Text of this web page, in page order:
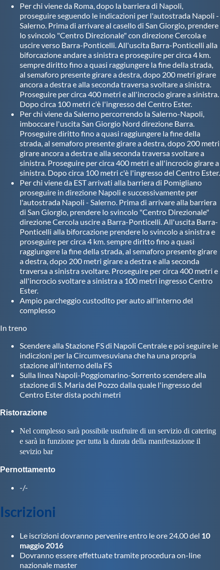
Privacy
Cookie Policy
Archivio News
Flash News
Galleria fotografica
Videogallery
Intranet
Webmail
Contatti
Mappa del sito
Per chi viene da Roma, dopo la barriera di Napoli,
proseguire seguendo le indicazioni per l'autostrada Napoli -
Salerno. Prima di arrivare al casello di San Giorgio, prendere
lo svincolo "Centro Direzionale" con direzione Cercola e
uscire verso Barra-Ponticelli. All'uscita Barra-Ponticelli alla
biforcazione andare a sinistra e proseguire per circa 4 km.
sempre diritto fino a quasi raggiungere la fine della strada,
al semaforo presente girare a destra, dopo 200 metri girare
ancora a destra e alla seconda traversa svoltare a sinistra.
Proseguire per circa 400 metri e all'incrocio girare a sinistra.
Dopo circa 100 metri c'è l'ingresso del Centro Ester.
Per chi viene da Salerno percorrendo la Salerno-Napoli,
imboccare l'uscita San Giorgio Nord direzione Barra.
Proseguire diritto fino a quasi raggiungere la fine della
strada, al semaforo presente girare a destra, dopo 200 metri
girare ancora a destra e alla seconda traversa svoltare a
sinistra. Proseguire per circa 400 metri e all'incrocio girare a
sinistra. Dopo circa 100 metri c'è l'ingresso del Centro Ester.
Per chi viene da EST arrivati alla barriera di Pomigliano
proseguire in direzione Napoli e successivamente per
l'autostrada Napoli - Salerno. Prima di arrivare alla barriera
di San Giorgio, prendere lo svincolo "Centro Direzionale"
direzione Cercola uscire a Barra-Ponticelli. All'uscita Barra-
Ponticelli alla biforcazione prendere lo svincolo a sinistra e
proseguire per circa 4 km. sempre diritto fino a quasi
raggiungere la fine della strada, al semaforo presente girare
a destra, dopo 200 metri girare a destra e alla seconda
traversa a sinistra svoltare. Proseguire per circa 400 metri e
all'incrocio svoltare a sinistra a 100 metri ingresso Centro
Ester.
Ampio parcheggio custodito per auto all'interno del
complesso
In treno
Scendere alla Stazione FS di Napoli Centrale e poi seguire le
indiczioni per la Circumvesuviana che ha una propria
stazione all'interno della FS
Sulla linea Napoli-Poggiomarino-Sorrento scendere alla
stazione di S. Maria del Pozzo dalla quale l'ingresso del
Centro Ester dista pochi metri
Ristorazione
Nel complesso sarà possibile usufruire di un servizio di catering
e sarà in funzione per tutta la durata della manifestazione il
sevizio bar
Pernottamento
-/-
Iscrizioni
Le iscrizioni dovranno pervenire entro le ore 24.00 del 10
maggio 2016
Dovranno essere effettuate tramite procedura on-line
nazionale master